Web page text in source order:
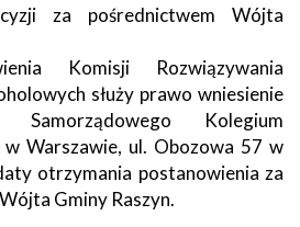
za pośrednictwem Wójta
Komisji Rozwiązywania
służy prawo wniesienie
Kolegium
w Warszawie, ul. Obozowa 57 w
otrzymania postanowienia za
Gminy Raszyn.